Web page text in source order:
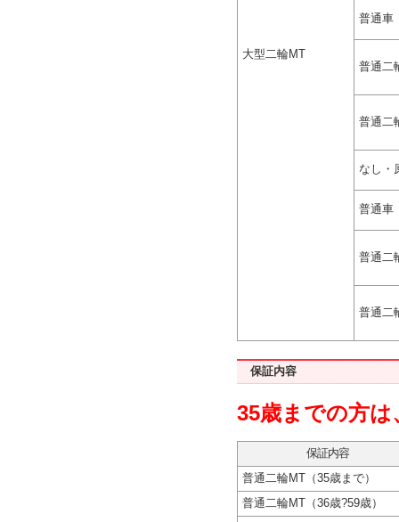
大型二輪MT
普通車
普通二
普通二
なし・
普通車
普通二
普通二
保証内容
35歳までの方は
保証内容
普通二輪MT（35歳まで）
普通二輪MT（36歳?59歳）